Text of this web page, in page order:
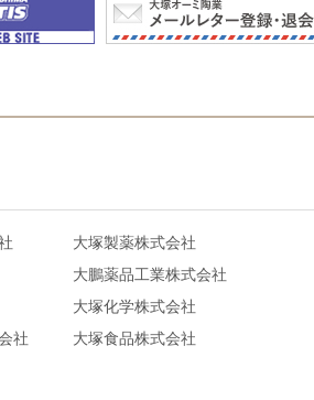
大塚製薬株式会社
大鵬薬品工業株式会社
大塚化学株式会社
社
大塚食品株式会社